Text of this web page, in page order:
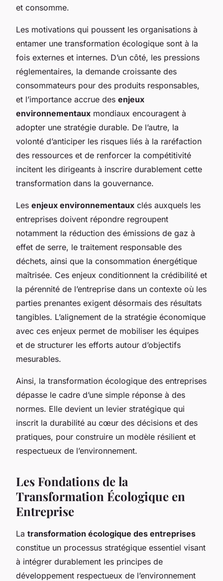
et consomme.
Les motivations qui poussent les organisations à
entamer une transformation écologique sont à la
fois externes et internes. D’un côté, les pressions
réglementaires, la demande croissante des
consommateurs pour des produits responsables,
et l’importance accrue des enjeux
environnementaux mondiaux encouragent à
adopter une stratégie durable. De l’autre, la
volonté d’anticiper les risques liés à la raréfaction
des ressources et de renforcer la compétitivité
incitent les dirigeants à inscrire durablement cette
transformation dans la gouvernance.
Les enjeux environnementaux clés auxquels les
entreprises doivent répondre regroupent
notamment la réduction des émissions de gaz à
effet de serre, le traitement responsable des
déchets, ainsi que la consommation énergétique
maîtrisée. Ces enjeux conditionnent la crédibilité et
la pérennité de l’entreprise dans un contexte où les
parties prenantes exigent désormais des résultats
tangibles. L’alignement de la stratégie économique
avec ces enjeux permet de mobiliser les équipes
et de structurer les efforts autour d’objectifs
mesurables.
Ainsi, la transformation écologique des entreprises
dépasse le cadre d’une simple réponse à des
normes. Elle devient un levier stratégique qui
inscrit la durabilité au cœur des décisions et des
pratiques, pour construire un modèle résilient et
respectueux de l’environnement.
Les Fondations de la
Transformation Écologique en
Entreprise
La transformation écologique des entreprises
constitue un processus stratégique essentiel visant
à intégrer durablement les principes de
développement respectueux de l’environnement